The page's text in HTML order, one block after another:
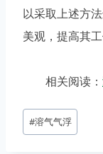
以采取上述方
美观，提高其
相关阅读：
文
章
#溶气气浮